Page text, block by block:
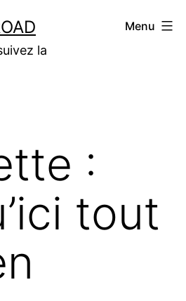
la
Menu
:
tout